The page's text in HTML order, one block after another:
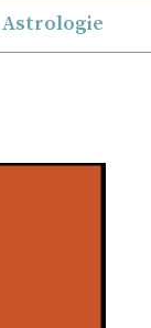
Astrologie